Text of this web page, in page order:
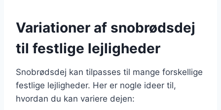
Variationer af snobrødsdej
til festlige lejligheder
Snobrødsdej kan tilpasses til mange forskellige
festlige lejligheder. Her er nogle ideer til,
hvordan du kan variere dejen: